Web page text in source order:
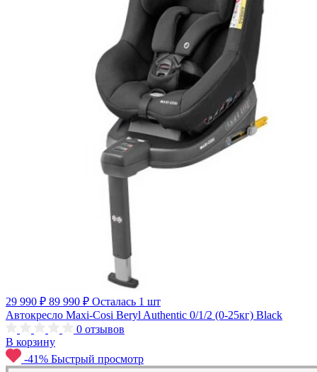
29 990 ₽ 89 990 ₽ Осталась 1 шт
Автокресло Maxi-Cosi Beryl Authentic 0/1/2 (0-25кг) Black
0 отзывов
В корзину
-41% Быстрый просмотр